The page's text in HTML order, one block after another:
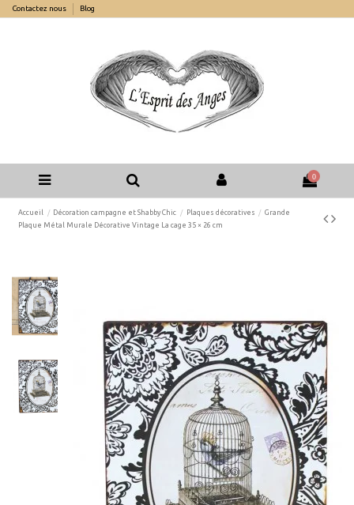
Contactez nous Blog
0
Accueil Décoration campagne et Shabby Chic Plaques décoratives
Grande
Plaque Métal Murale Décorative Vintage La cage 35 × 26 cm